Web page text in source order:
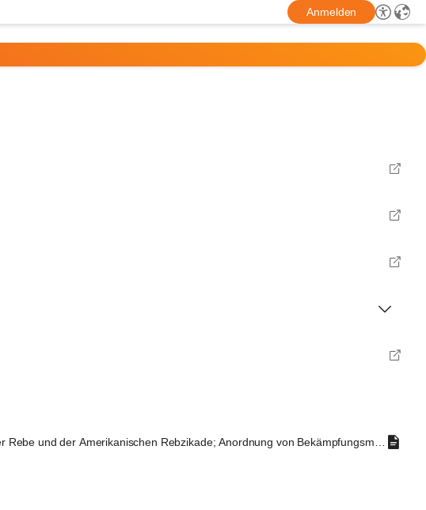
Anmelden
und der Amerikanischen Rebzikade; Anordnung von